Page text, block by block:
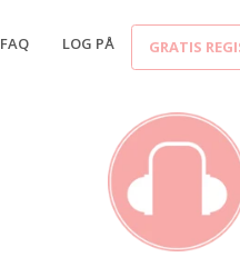
FAQ LOG PÅ GRATIS